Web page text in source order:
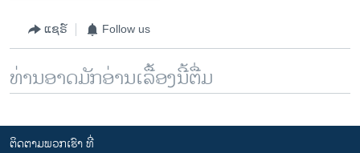
ແຊຣ໌ Follow us
ທ່ານອາດມັກອ່ານເລື້ອງນີ້ຕື່ມ
ຕິດຕາມພວກເຮົາ ທີ່